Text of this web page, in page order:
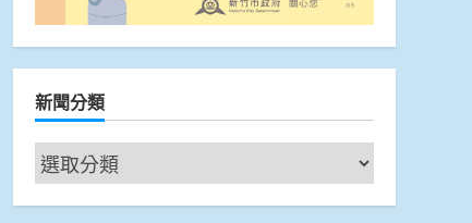
新聞分類
新
聞